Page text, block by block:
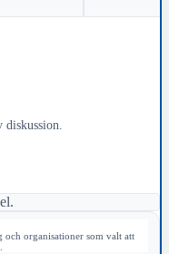
organisationer som valt att